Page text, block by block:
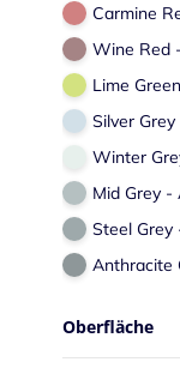
Carmine
Wine Red
Lime
Silver
Winter
Mid Grey -
Steel Grey
Anthracite
Oberfläche